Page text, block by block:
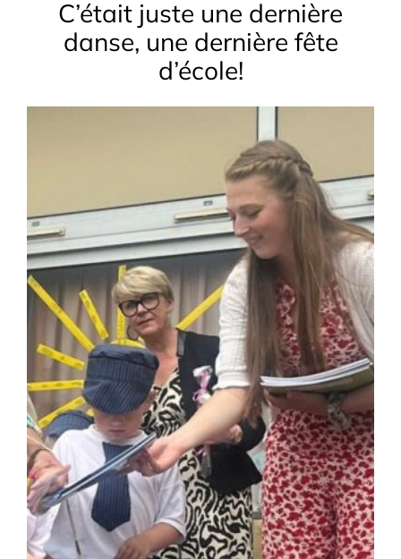
C’était juste une dernière
danse, une dernière fête
d’école!